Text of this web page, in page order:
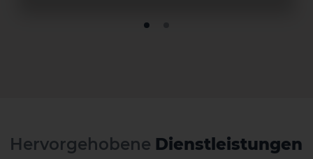
Hervorgehobene Dienstleistungen